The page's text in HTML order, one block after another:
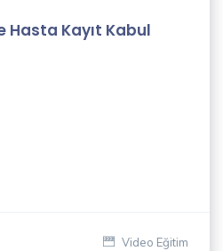
Hasta Kayıt Kabul
Video Eğitim